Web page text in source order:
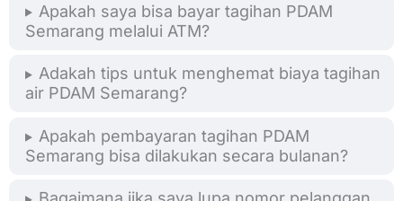
Apakah saya bisa bayar tagihan PDAM
Semarang melalui ATM?
Adakah tips untuk menghemat biaya tagihan
air PDAM Semarang?
Apakah pembayaran tagihan PDAM
Semarang bisa dilakukan secara bulanan?